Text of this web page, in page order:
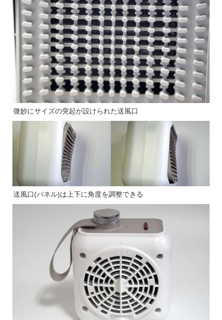
微妙にサイズの突起が設けられた送風口
送風口(パネル)は上下に角度を調整できる